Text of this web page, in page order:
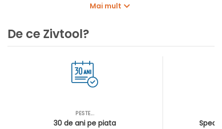
Seturi de acumulatori si incarcatoare
Mai mult
De ce Zivtool?
PESTE...
30 de ani pe piata